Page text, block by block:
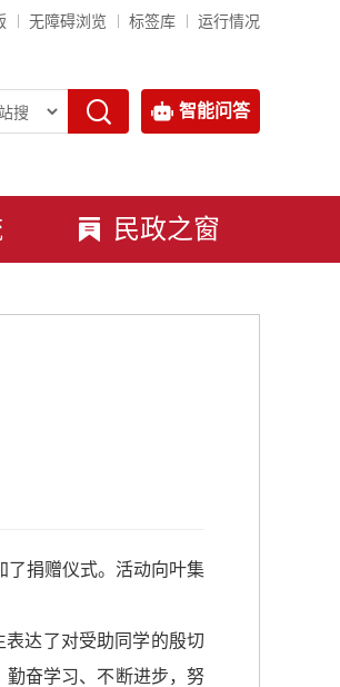
无障碍浏览 标签库 运行情况
智能问答
民政之窗
捐赠仪式。活动向叶集
达了对受助同学的殷切
奋学习、不断进步，努